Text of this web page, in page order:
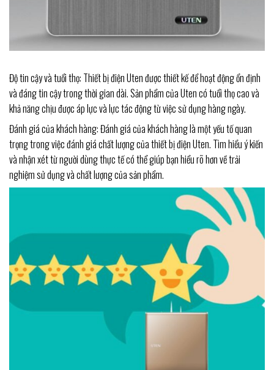
Độ tin cậy và tuổi thọ: Thiết bị điện Uten được thiết kế để hoạt động ổn định
và đáng tin cậy trong thời gian dài. Sản phẩm của Uten có tuổi thọ cao và
khả năng chịu được áp lực và lực tác động từ việc sử dụng hàng ngày.
Đánh giá của khách hàng: Đánh giá của khách hàng là một yếu tố quan
trọng trong việc đánh giá chất lượng của thiết bị điện Uten. Tìm hiểu ý kiến
và nhận xét từ người dùng thực tế có thể giúp bạn hiểu rõ hơn về trải
nghiệm sử dụng và chất lượng của sản phẩm.